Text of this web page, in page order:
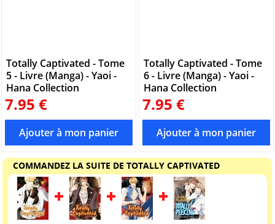
Totally Captivated - Tome
5 - Livre (Manga) - Yaoi -
Hana Collection
7.95 €
Totally Captivated - Tome
6 - Livre (Manga) - Yaoi -
Hana Collection
7.95 €
COMMANDEZ LA SUITE DE TOTALLY CAPTIVATED